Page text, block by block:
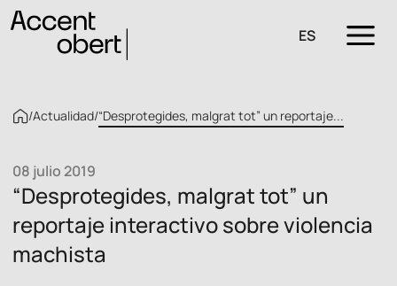
ES
/Actualidad/“Desprotegides, malgrat tot” un reportaje...
08 julio 2019
“Desprotegides, malgrat tot” un
reportaje interactivo sobre violencia
machista